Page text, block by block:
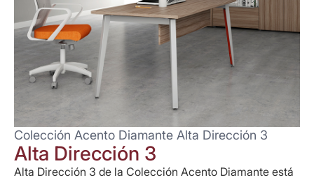
Colección Acento Diamante Alta Dirección 3
Alta Dirección 3
Alta Dirección 3 de la Colección Acento Diamante está